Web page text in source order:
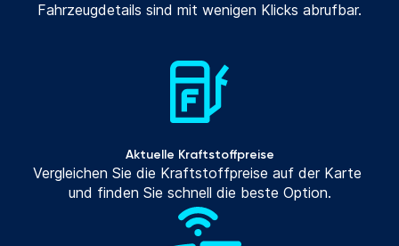
Fahrzeugdetails sind mit wenigen Klicks abrufbar.
Aktuelle Kraftstoffpreise
Vergleichen Sie die Kraftstoffpreise auf der Karte
und finden Sie schnell die beste Option.